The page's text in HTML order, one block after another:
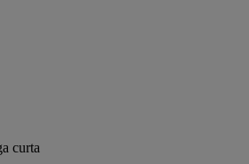
curta